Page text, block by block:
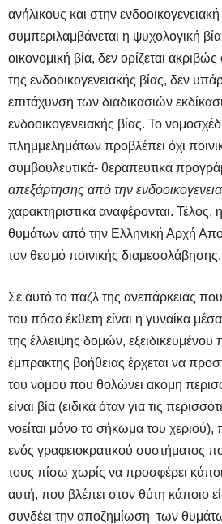
ανήλικους και στην ενδοοικογενειακή
συμπεριλαμβάνεται η ψυχολογική
οικονομική βία, δεν ορίζεται
της ενδοοικογενειακής βίας, δεν
επιτάχυνση των διαδικασιών
ενδοοικογενειακής βίας. Το
πλημμελημάτων προβλέπει όχι
συμβουλευτικά- θεραπευτικά
απεξάρτησης από την
χαρακτηριστικά αναφέρονται.
θυμάτων από την Ελληνική Αρχή
τον θεσμό ποινικής διαμεσολάβησης.
Σε αυτό το παζλ της ανεπάρκειας που
του πόσο έκθετη είναι η γυναίκα
της έλλειψης δομών,
έμπρακτης βοήθειας έρχεται να
του νόμου που θολώνει ακόμη
είναι βία (ειδικά όταν για τις
νοείται μόνο το σήκωμα του χεριού),
ενός γραφειοκρατικού συστήματος
τους πίσω χωρίς να προσφέρει
αυτή, που βλέπει στον θύτη κάποιο
συνδέει την αποζημίωση των